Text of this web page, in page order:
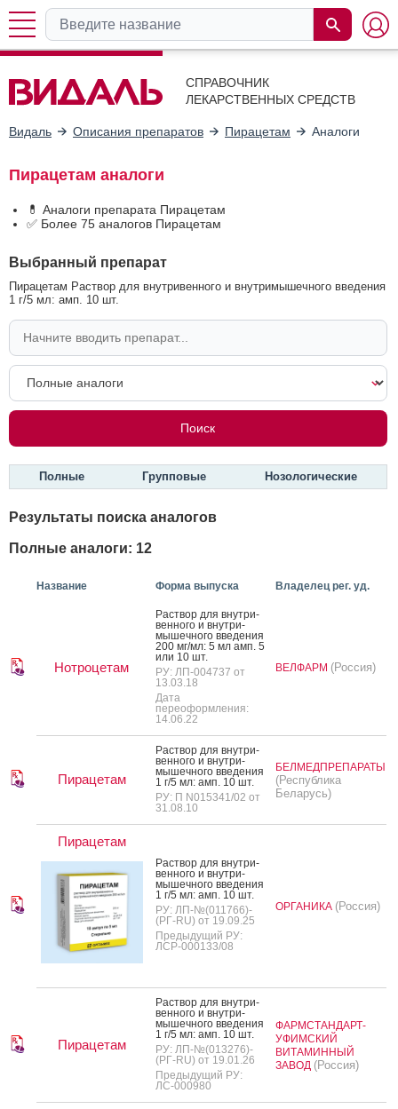
СПРАВОЧНИК
ЛЕКАРСТВЕННЫХ СРЕДСТВ
Видаль Описания препаратов Пирацетам Аналоги
Пирацетам аналоги
💊 Аналоги препарата Пирацетам
✅ Более 75 аналогов Пирацетам
Выбранный препарат
Пирацетам Раствор для внутривенного и внутримышечного введения
1 г/5 мл: амп. 10 шт.
Полные Групповые Нозологические
Результаты поиска аналогов
Полные аналоги: 12
Название Форма выпуска Владелец рег. уд.
Нотроцетам
Рас­твор для внут­ри­
вен­но­го и внут­ри­
мышеч­но­го вве­дения
200 мг/мл: 5 мл амп. 5
или 10 шт.
РУ: ЛП-004737 от
13.03.18
Дата
переоформления:
14.06.22
ВЕЛФАРМ (Россия)
Пирацетам
Рас­твор для внут­ри­
вен­но­го и внут­ри­
мышеч­но­го вве­дения
1 г/5 мл: амп. 10 шт.
РУ: П N015341/02 от
31.08.10
БЕЛМЕДПРЕПАРАТЫ
(Республика
Беларусь)
Пирацетам
Рас­твор для внут­ри­
вен­но­го и внут­ри­
мышеч­но­го вве­дения
1 г/5 мл: амп. 10 шт.
РУ: ЛП-№(011766)-
(РГ-RU) от 19.09.25
Предыдущий РУ:
ЛСР-000133/08
ОРГАНИКА (Россия)
Пирацетам
Рас­твор для внут­ри­
вен­но­го и внут­ри­
мышеч­но­го вве­дения
1 г/5 мл: амп. 10 шт.
РУ: ЛП-№(013276)-
(РГ-RU) от 19.01.26
Предыдущий РУ:
ЛС-000980
ФАРМСТАНДАРТ-
УФИМСКИЙ
ВИТАМИННЫЙ
ЗАВОД (Россия)